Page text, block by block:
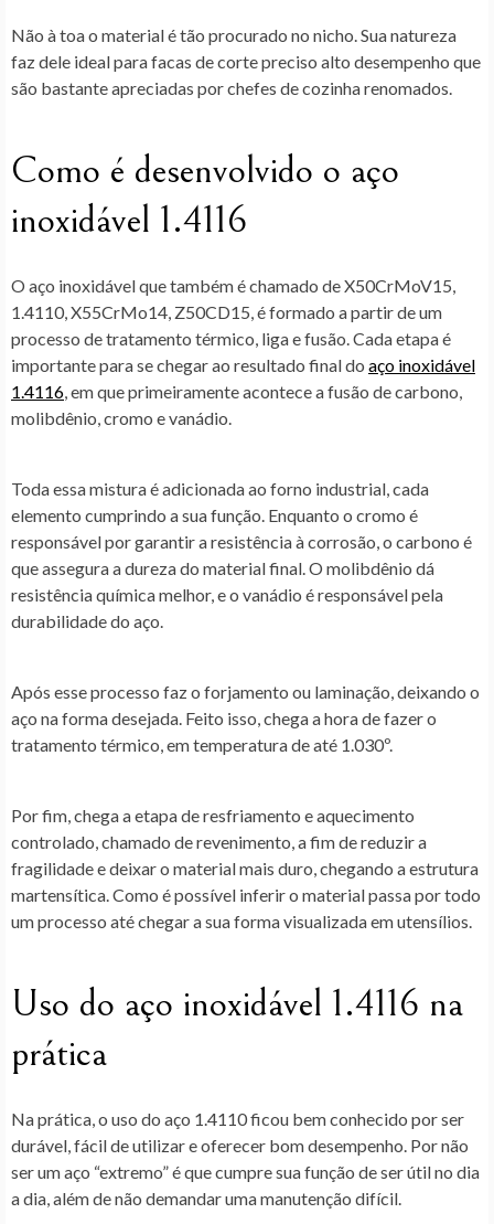
Não à toa o material é tão procurado no nicho. Sua natureza
faz dele ideal para facas de corte preciso alto desempenho que
são bastante apreciadas por chefes de cozinha renomados.
Como é desenvolvido o aço
inoxidável 1.4116
O aço inoxidável que também é chamado de X50CrMoV15,
1.4110, X55CrMo14, Z50CD15, é formado a partir de um
processo de tratamento térmico, liga e fusão. Cada etapa é
importante para se chegar ao resultado final do aço inoxidável
1.4116 , em que primeiramente acontece a fusão de carbono,
molibdênio, cromo e vanádio.
Toda essa mistura é adicionada ao forno industrial, cada
elemento cumprindo a sua função. Enquanto o cromo é
responsável por garantir a resistência à corrosão, o carbono é
que assegura a dureza do material final. O molibdênio dá
resistência química melhor, e o vanádio é responsável pela
durabilidade do aço.
Após esse processo faz o forjamento ou laminação, deixando o
aço na forma desejada. Feito isso, chega a hora de fazer o
tratamento térmico, em temperatura de até 1.030º.
Por fim, chega a etapa de resfriamento e aquecimento
controlado, chamado de revenimento, a fim de reduzir a
fragilidade e deixar o material mais duro, chegando a estrutura
martensítica. Como é possível inferir o material passa por todo
um processo até chegar a sua forma visualizada em utensílios.
Uso do aço inoxidável 1.4116 na
prática
Na prática, o uso do aço 1.4110 ficou bem conhecido por ser
durável, fácil de utilizar e oferecer bom desempenho. Por não
ser um aço “extremo” é que cumpre sua função de ser útil no dia
a dia, além de não demandar uma manutenção difícil.